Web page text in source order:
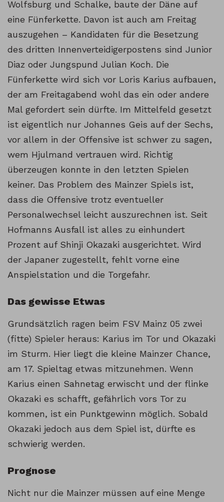
Wolfsburg und Schalke, baute der Däne auf
eine Fünferkette. Davon ist auch am Freitag
auszugehen – Kandidaten für die Besetzung
des dritten Innenverteidigerpostens sind Junior
Diaz oder Jungspund Julian Koch. Die
Fünferkette wird sich vor Loris Karius aufbauen,
der am Freitagabend wohl das ein oder andere
Mal gefordert sein dürfte. Im Mittelfeld gesetzt
ist eigentlich nur Johannes Geis auf der Sechs,
vor allem in der Offensive ist schwer zu sagen,
wem Hjulmand vertrauen wird. Richtig
überzeugen konnte in den letzten Spielen
keiner. Das Problem des Mainzer Spiels ist,
dass die Offensive trotz eventueller
Personalwechsel leicht auszurechnen ist. Seit
Hofmanns Ausfall ist alles zu einhundert
Prozent auf Shinji Okazaki ausgerichtet. Wird
der Japaner zugestellt, fehlt vorne eine
Anspielstation und die Torgefahr.
Das gewisse Etwas
Grundsätzlich ragen beim FSV Mainz 05 zwei
(fitte) Spieler heraus: Karius im Tor und Okazaki
im Sturm. Hier liegt die kleine Mainzer Chance,
am 17. Spieltag etwas mitzunehmen. Wenn
Karius einen Sahnetag erwischt und der flinke
Okazaki es schafft, gefährlich vors Tor zu
kommen, ist ein Punktgewinn möglich. Sobald
Okazaki jedoch aus dem Spiel ist, dürfte es
schwierig werden.
Prognose
Nicht nur die Mainzer müssen auf eine Menge